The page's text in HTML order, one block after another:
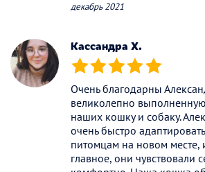
декабрь 2021
Кассандра Х.
(*) (*) (*) (*) (*)
Очень благодарны
великолепно выполненную
наших кошку и собаку.
очень быстро
питомцам на новом месте,
главное, они чувствовали